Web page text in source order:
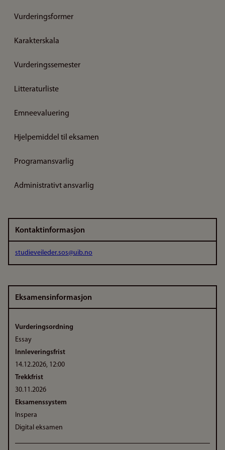
Vurderingsformer
Karakterskala
Vurderingssemester
Litteraturliste
Emneevaluering
Hjelpemiddel til eksamen
Programansvarlig
Administrativt ansvarlig
Kontaktinformasjon
studieveileder.sos@uib.no
Eksamensinformasjon
Vurderingsordning
Essay
Innleveringsfrist
14.12.2026, 12:00
Trekkfrist
30.11.2026
Eksamenssystem
Inspera
Digital eksamen